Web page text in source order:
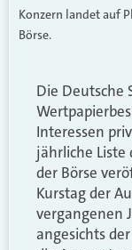
Konzern landet auf
Börse.
Die Deutsche
Interessen
jährliche
der Börse
Kurstag der
vergangenen
angesichts